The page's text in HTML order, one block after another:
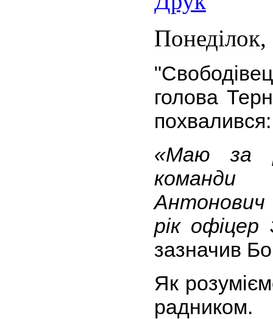
голова
похвалився:
«Маю за
Антонович
рік офіцер
зазначив
Як
радником.